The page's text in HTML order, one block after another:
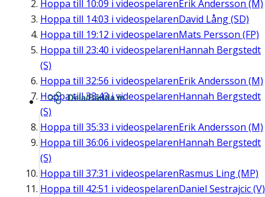
Hoppa till 10:09 i videospelarenErik Andersson (M)
Hoppa till 14:03 i videospelarenDavid Lång (SD)
Hoppa till 19:12 i videospelarenMats Persson (FP)
Hoppa till 23:40 i videospelarenHannah Bergstedt
(S)
Hoppa till 32:56 i videospelarenErik Andersson (M)
Hoppa till33:43i videospelarenHannah Bergstedt
(S)
Hoppa till 35:33 i videospelarenErik Andersson (M)
Hoppa till 36:06 i videospelarenHannah Bergstedt
(S)
Hoppa till 37:31 i videospelarenRasmus Ling (MP)
Hoppa till 42:51 i videospelarenDaniel Sestrajcic (V)
Dela/Bädda in